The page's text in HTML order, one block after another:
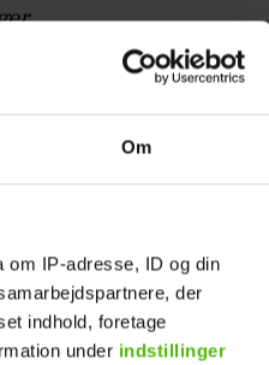
Om
IP-adresse, ID og din
der
indhold, foretage
under indstillinger